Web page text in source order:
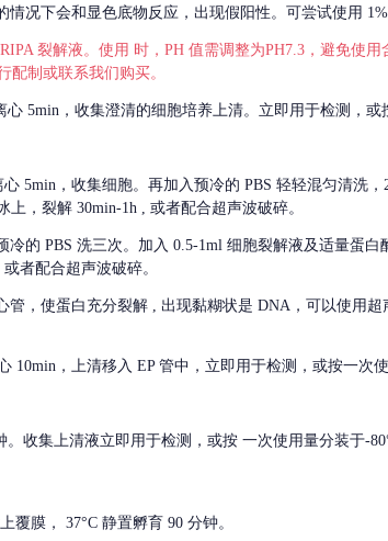
况下会和显色底物反应，出现假阳性。可尝试使用
裂解液。使用 时，PH 值需调整为PH7.3，避免使
配制或联系我们购买。
心 5min，收集澄清的细胞培养上清。立即用于检测，或
心 5min，收集细胞。再加入预冷的 PBS 轻轻混匀清洗
，裂解 30min-1h , 或者配合超声波破碎。
冷的 PBS 洗三次。加入 0.5-1ml 细胞裂解液及适量蛋
者配合超声波破碎。
管，使蛋白充分裂解 , 出现黏糊状是 DNA，可以使用超
10min，上清移入 EP 管中，立即用于检测，或按一次
。收集上清液立即用于检测，或按 一次使用量分装于-
覆膜， 37°C 静置孵育 90 分钟。